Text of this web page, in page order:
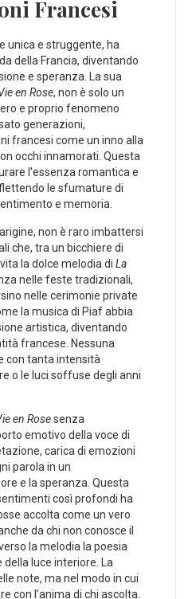
Francesi
unica e struggente, ha
della Francia, diventando
e speranza. La sua
en Rose, ⁣non è solo un
e proprio fenomeno
generazioni,
francesi come un inno⁣ alla
occhi innamorati. Questa
l’essenza romantica e
le‌ sfumature di
e memoria.
non è raro‍ imbattersi
che, tra un bicchiere di
la dolce melodia di La
nelle feste tradizionali,
nelle cerimonie private
la musica di Piaf‍ abbia
artistica,⁣ diventando
francese.‌ Nessuna
con tanta intensità‍
o le luci soffuse degli anni
en Rose‍senza
emotivo della voce di
carica ⁣di emozioni⁤
​parola in un
e la​ speranza. Questa
così profondi ha⁢
accolta come un vero
da chi non conosce il
la melodia​ la poesia‌
luce interiore. La
note, ma nel modo⁢ in⁤ cui
con l’anima di chi ascolta.